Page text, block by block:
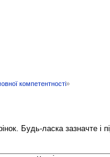
компетентності»
Будь-ласка зазначте і